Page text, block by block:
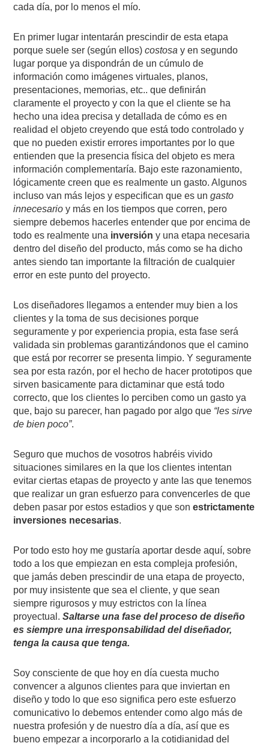
cada día, por lo menos el mío.
En primer lugar intentarán prescindir de esta etapa
porque suele ser (según ellos)costosa y en segundo
lugar porque ya dispondrán de un cúmulo de
información como imágenes virtuales, planos,
presentaciones, memorias, etc.. que definirán
claramente el proyecto y con la que el cliente se ha
hecho una idea precisa y detallada de cómo es en
realidad el objeto creyendo que está todo controlado y
que no pueden existir errores importantes por lo que
entienden que la presencia física del objeto es mera
información complementaría. Bajo este razonamiento,
lógicamente creen que es realmente un gasto. Algunos
incluso van más lejos y especifican que es ungasto
innecesario y más en los tiempos que corren, pero
siempre debemos hacerles entender que por encima de
todo es realmente una inversión y una etapa necesaria
dentro del diseño del producto, más como se ha dicho
antes siendo tan importante la filtración de cualquier
error en este punto del proyecto.
Los diseñadores llegamos a entender muy bien a los
clientes y la toma de sus decisiones porque
seguramente y por experiencia propia, esta fase será
validada sin problemas garantizándonos que el camino
que está por recorrer se presenta limpio. Y seguramente
sea por esta razón, por el hecho de hacer prototipos que
sirven basicamente para dictaminar que está todo
correcto, que los clientes lo perciben como un gasto ya
que, bajo su parecer, han pagado por algo que “les sirve
de bien poco”.
Seguro que muchos de vosotros habréis vivido
situaciones similares en la que los clientes intentan
evitar ciertas etapas de proyecto y ante las que tenemos
que realizar un gran esfuerzo para convencerles de que
deben pasar por estos estadios y que sonestrictamente
inversiones necesarias.
Por todo esto hoy me gustaría aportar desde aquí, sobre
todo a los que empiezan en esta compleja profesión,
que jamás deben prescindir de una etapa de proyecto,
por muy insistente que sea el cliente, y que sean
siempre rigurosos y muy estrictos con la línea
proyectual.Saltarse una fase del proceso de diseño
es siempre una irresponsabilidad del diseñador,
tenga la causa que tenga.
Soy consciente de que hoy en día cuesta mucho
convencer a algunos clientes para que inviertan en
diseño y todo lo que eso significa pero este esfuerzo
comunicativo lo debemos entender como algo más de
nuestra profesión y de nuestro día a día, así que es
bueno empezar a incorporarlo a la cotidianidad del